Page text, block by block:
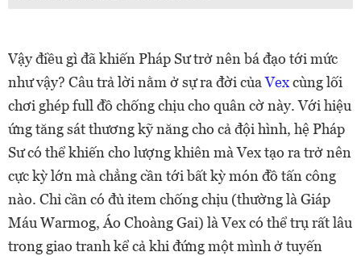
Vậy điều gì đã khiến Pháp Sư trở nên bá đạo tới mức
như vậy? Câu trả lời nằm ở sự ra đời củaVexcùng lối
chơi ghép full đồ chống chịu cho quân cờ này. Với hiệu
ứng tăng sát thương kỹ năng cho cả đội hình, hệ Pháp
Sư có thể khiến cho lượng khiên mà Vex tạo ra trở nên
cực kỳ lớn mà chẳng cần tới bất kỳ món đồ tấn công
nào. Chỉ cần có đủ item chống chịu (thường là Giáp
Máu Warmog, Áo Choàng Gai) là Vex có thể trụ rất lâu
trong giao tranh kể cả khi đứng một mình ở tuyến